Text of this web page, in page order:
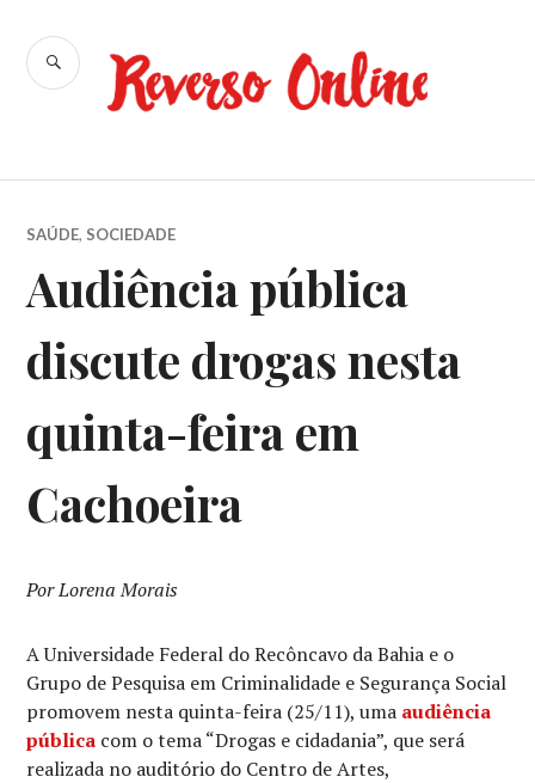
para
conteúdo
Reverso
BUSCA
SAÚDE, SOCIEDADE
Audiência pública
discute drogas nesta
quinta-feira em
Cachoeira
Por Lorena Morais
A Universidade Federal do Recôncavo da Bahia e o
Grupo de Pesquisa em Criminalidade e Segurança Social
promovem nesta quinta-feira (25/11), uma audiência
pública com o tema “Drogas e cidadania”, que será
realizada no auditório do Centro de Artes,